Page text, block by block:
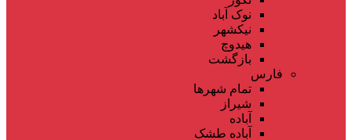
نوک آباد
نیکشهر
هیدوچ
بازگشت
فارس
تمام شهر‌ها
شیراز
آباده
آباده طشک